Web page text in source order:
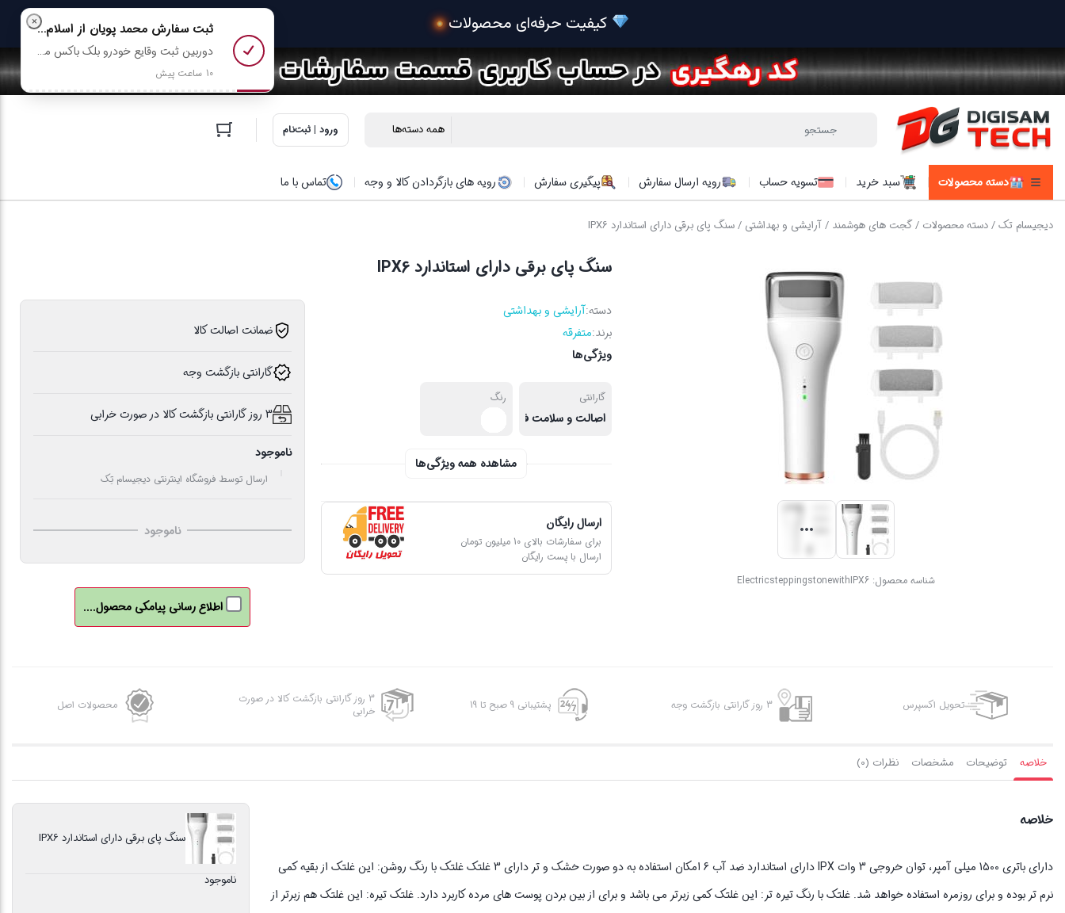
ورود | ثبت‌نام
دسته محصولات سبد خرید تسویه حساب رویه ارسال سفارش پیگیری سفارش رویه های بازگردادن کالا و وجه تماس با ما
دیجیسام تک/دسته محصولات /گجت های هوشمند /آرایشی و بهداشتی / سنگ پای برقی دارای استاندارد IPX6
شناسه محصول: ElectricsteppingstonewithIPX6
سنگ پای برقی دارای استاندارد IPX6
دسته:آرایشی و بهداشتی
برند:متفرقه
ویژگی‌ها
گارانتی
اصالت و سلامت فیزیکی کالا
رنگ
مشاهده همه ویژگی‌ها
ارسال رایگان
برای سفارشات بالای 10 میلیون تومان
ارسال با پست رایگان
ضمانت اصالت کالا
گارانتی بازگشت وجه
3 روز گارانتی بازگشت کالا در صورت خرابی
ناموجود
ارسال توسط فروشگاه اینترنتی دیجیسام تِک
ناموجود
اطلاع رسانی پیامکی محصول....
تحویل اکسپرس 3 روز گارانتی بازگشت وجه پشتیبانی 9 صبح تا 19
3 روز گارانتی بازگشت کالا در صورت
خرابی
محصولات اصل
خلاصه توضیحات مشخصات نظرات (0)
خلاصه
دارای باتری 1500 میلی آمپر، توان خروجی 3 وات IPX دارای استاندارد ضد آب 6 امکان استفاده به دو صورت خشک و تر دارای 3 غلتک غلتک با رنگ روشن: این غلتک از بقیه کمی
نرم تر بوده و برای روزمره استفاده خواهد شد. غلتک با رنگ تیره تر: این غلتک کمی زبرتر می باشد و برای از بین بردن پوست های مرده کاربرد دارد. غلتک تیره: این غلتک هم زبرتر از
سنگ پای برقی دارای استاندارد IPX6
ناموجود
کیفیت حرفه‌ای محصولات × ثبت سفارش محمد پویان از اسلام‌شهر